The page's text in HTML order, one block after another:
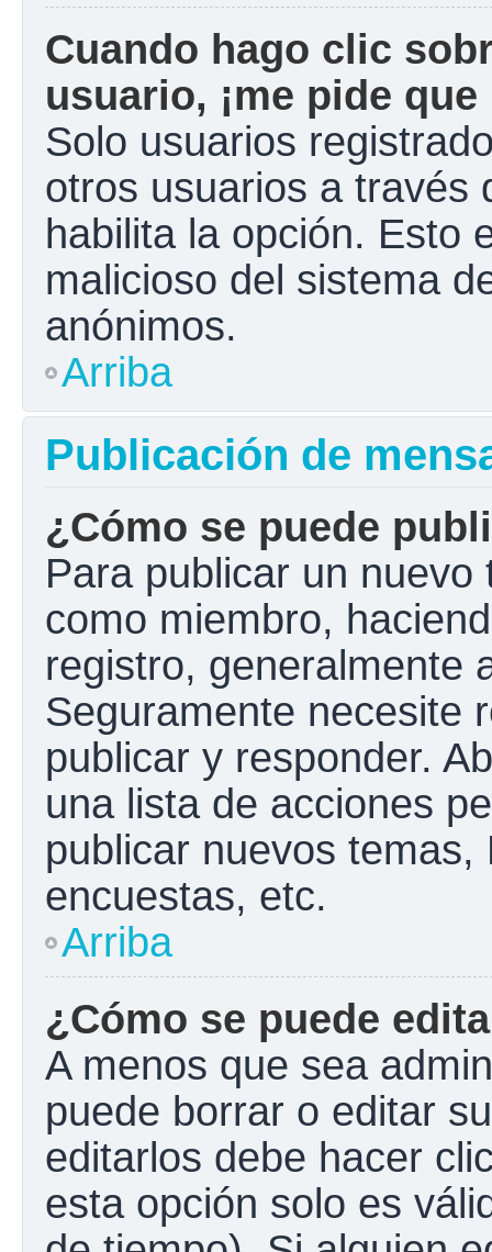
Cuando hago clic
usuario, ¡me pide
Solo usuarios
otros usuarios a través
habilita la opción. Esto
malicioso del sistema
anónimos.
Arriba
Publicación de
¿Cómo se puede
Para publicar un
como miembro,
registro, generalmente
Seguramente necesite
publicar y responder.
una lista de acciones
publicar nuevos
encuestas, etc.
Arriba
¿Cómo se puede
A menos que sea
puede borrar o editar
editarlos debe hacer
esta opción solo es